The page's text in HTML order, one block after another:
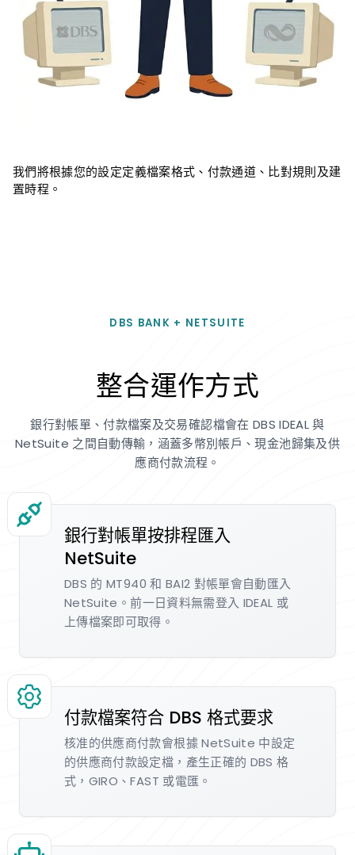
我們將根據您的設定定義檔案格式、付款通道、比對規則及建
置時程。
DBS BANK + NETSUITE
整合運作方式
銀行對帳單、付款檔案及交易確認檔會在 DBS IDEAL 與
NetSuite 之間自動傳輸，涵蓋多幣別帳戶、現金池歸集及供
應商付款流程。
銀行對帳單按排程匯入
NetSuite
DBS 的 MT940 和 BAI2 對帳單會自動匯入
NetSuite。前一日資料無需登入 IDEAL 或
上傳檔案即可取得。
付款檔案符合 DBS 格式要求
核准的供應商付款會根據 NetSuite 中設定
的供應商付款設定檔，產生正確的 DBS 格
式，GIRO、FAST 或電匯。